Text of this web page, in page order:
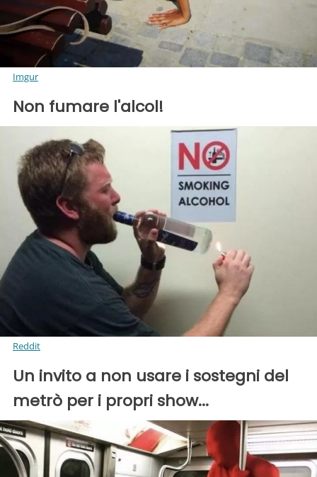
Imgur
Non fumare l'alcol!
Reddit
Un invito a non usare i sostegni del
metrò per i propri show...